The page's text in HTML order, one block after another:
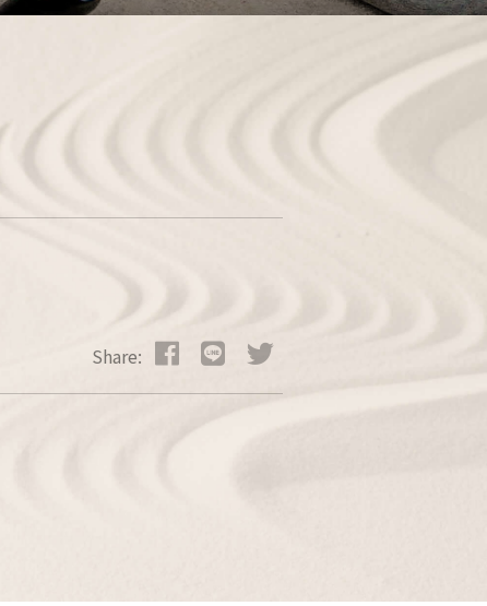
Share: